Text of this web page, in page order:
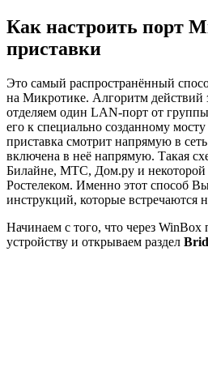
Как настроить порт
приставки
Это самый распространённый
на Микротике. Алгоритм
отделяем один LAN-порт от
его к специально созданному
приставка смотрит напрямую в
включена в неё напрямую. Такая
Билайне, МТС, Дом.ру и некоторой
Ростелеком. Именно этот способ
инструкций, которые встречаются
Начинаем с того, что через WinBox
устройству и открываем раздел